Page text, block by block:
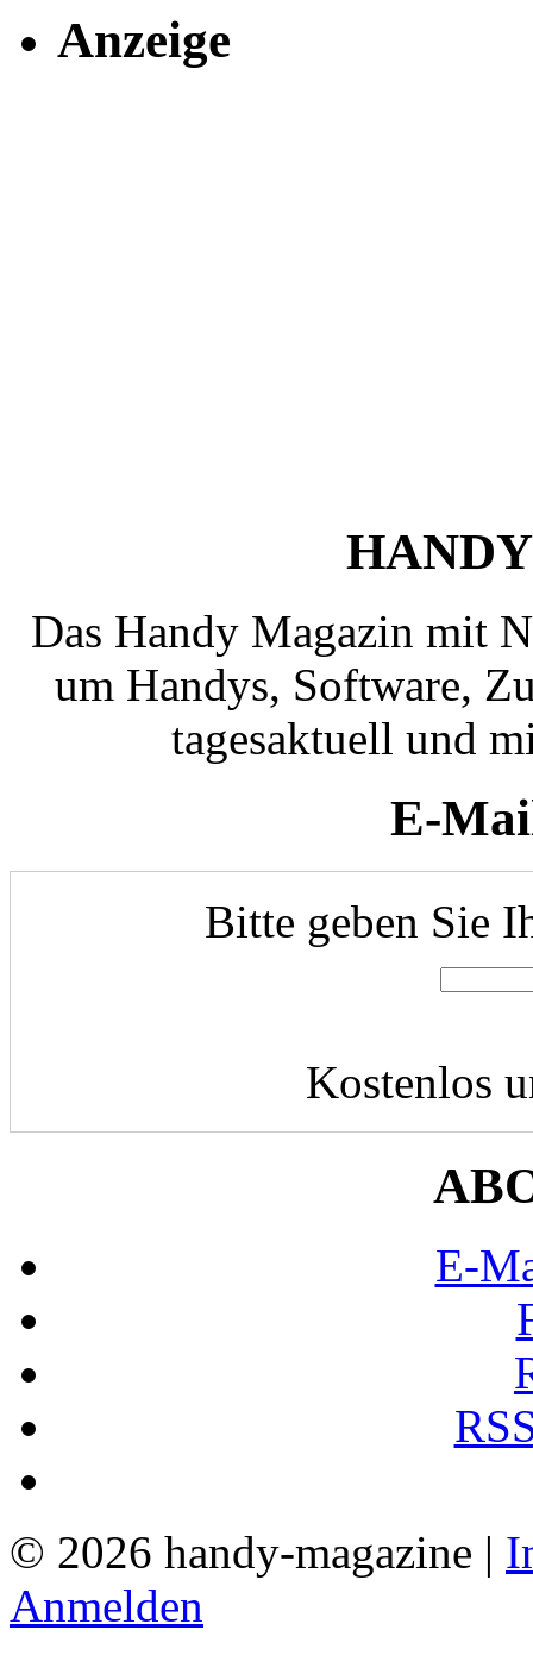
Anzeige
HANDY
Das Handy Magazin mit
um Handys, Software,
tagesaktuell und
E-
Bitte geben Sie
Kostenlos
E-
© 2026 handy-magazine |
Anmelden